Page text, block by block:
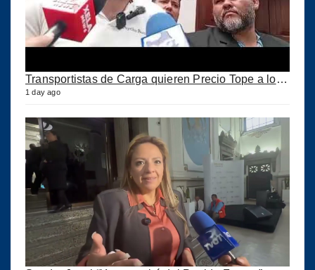
Transportistas de Carga quieren Precio Tope a los combustibles
1 day ago